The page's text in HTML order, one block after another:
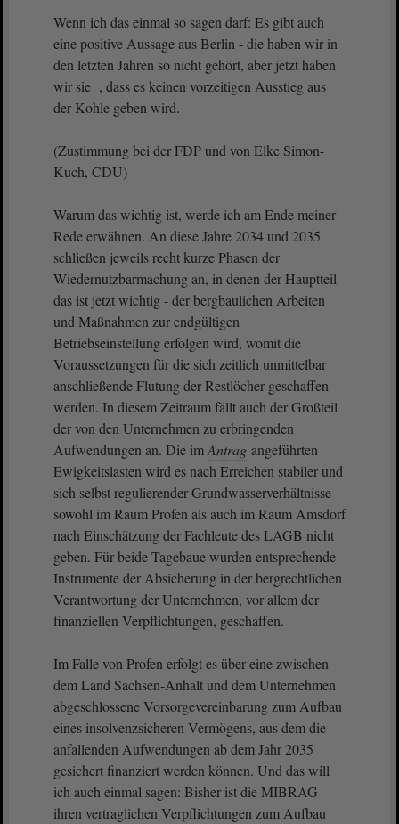
Wenn ich das einmal so sagen darf: Es gibt auch
eine positive Aussage aus Berlin - die haben wir in
den letzten Jahren so nicht gehört, aber jetzt haben
wir sie , dass es keinen vorzeitigen Ausstieg aus
der Kohle geben wird.
(Zustimmung bei der FDP und von Elke Simon-
Kuch, CDU)
Warum das wichtig ist, werde ich am Ende meiner
Rede erwähnen. An diese Jahre 2034 und 2035
schließen jeweils recht kurze Phasen der
Wiedernutzbarmachung an, in denen der Hauptteil -
das ist jetzt wichtig - der bergbaulichen Arbeiten
und Maßnahmen zur endgültigen
Betriebseinstellung erfolgen wird, womit die
Voraussetzungen für die sich zeitlich unmittelbar
anschließende Flutung der Restlöcher geschaffen
werden. In diesem Zeitraum fällt auch der Großteil
der von den Unternehmen zu erbringenden
Aufwendungen an. Die imAntrag angeführten
Ewigkeitslasten wird es nach Erreichen stabiler und
sich selbst regulierender Grundwasserverhältnisse
sowohl im Raum Profen als auch im Raum Amsdorf
nach Einschätzung der Fachleute des LAGB nicht
geben. Für beide Tagebaue wurden entsprechende
Instrumente der Absicherung in der bergrechtlichen
Verantwortung der Unternehmen, vor allem der
finanziellen Verpflichtungen, geschaffen.
Im Falle von Profen erfolgt es über eine zwischen
dem Land Sachsen-Anhalt und dem Unternehmen
abgeschlossene Vorsorgevereinbarung zum Aufbau
eines insolvenzsicheren Vermögens, aus dem die
anfallenden Aufwendungen ab dem Jahr 2035
gesichert finanziert werden können. Und das will
ich auch einmal sagen: Bisher ist die MIBRAG
ihren vertraglichen Verpflichtungen zum Aufbau